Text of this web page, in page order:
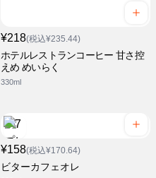
¥218(税込¥235.44)
ホテルレストランコーヒー 甘さ控
えめ めいらく
330ml
¥158(税込¥170.64)
ビターカフェオレ